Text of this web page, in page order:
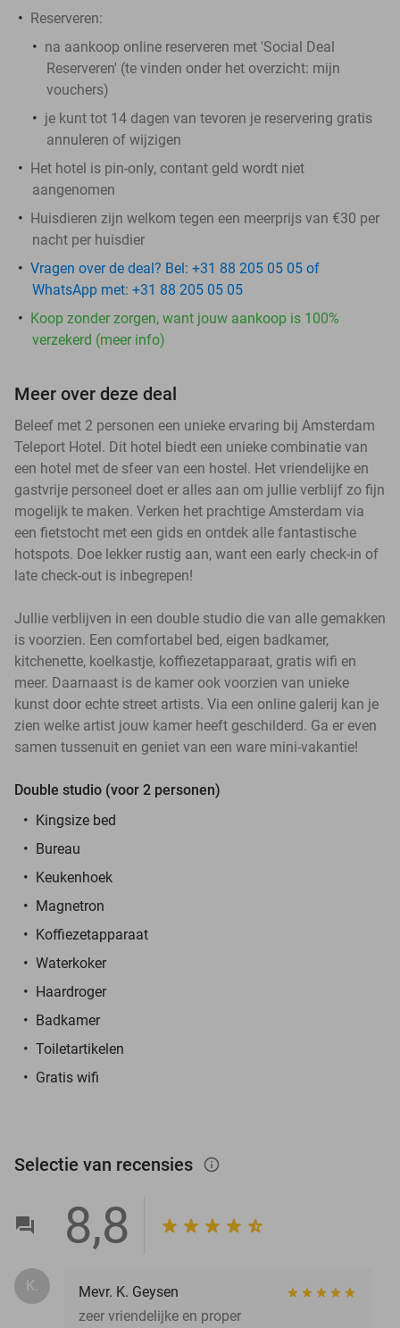
Reserveren:
na aankoop online reserveren met 'Social Deal
Reserveren' (te vinden onder het overzicht: mijn
vouchers)
je kunt tot 14 dagen van tevoren je reservering gratis
annuleren of wijzigen
Het hotel is pin-only, contant geld wordt niet
aangenomen
Huisdieren zijn welkom tegen een meerprijs van €30 per
nacht per huisdier
Vragen over de deal? Bel: +31 88 205 05 05 of
WhatsApp met: +31 88 205 05 05
Koop zonder zorgen, want jouw aankoop is 100%
verzekerd (meer info)
Meer over deze deal
Beleef met 2 personen een unieke ervaring bij Amsterdam
Teleport Hotel. Dit hotel biedt een unieke combinatie van
een hotel met de sfeer van een hostel. Het vriendelijke en
gastvrije personeel doet er alles aan om jullie verblijf zo fijn
mogelijk te maken. Verken het prachtige Amsterdam via
een fietstocht met een gids en ontdek alle fantastische
hotspots. Doe lekker rustig aan, want een early check-in of
late check-out is inbegrepen!
Jullie verblijven in een double studio die van alle gemakken
is voorzien. Een comfortabel bed, eigen badkamer,
kitchenette, koelkastje, koffiezetapparaat, gratis wifi en
meer. Daarnaast is de kamer ook voorzien van unieke
kunst door echte street artists. Via een online galerij kan je
zien welke artist jouw kamer heeft geschilderd. Ga er even
samen tussenuit en geniet van een ware mini-vakantie!
Double studio (voor 2 personen)
Kingsize bed
Bureau
Keukenhoek
Magnetron
Koffiezetapparaat
Waterkoker
Haardroger
Badkamer
Toiletartikelen
Gratis wifi
Selectie van recensies info_outlined
8,8
K.
Mevr. K. Geysen
zeer vriendelijke en proper